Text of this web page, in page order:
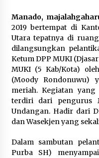
Manado,
2019 bertempat di
Utara tepatnya di
dilangsungkan
Ketum DPP MUKI
MUKI (5 Kab/Kota)
(Moody Rondonuwu)
meriah. Kegiatan
terdiri dari pengurus
Undangan. Hadir dari
dan Wasekjen yang
Dalam sambutan
Purba SH)